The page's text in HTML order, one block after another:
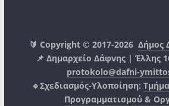
🔰 Copyright © 2017-2026Δήμος
📌 Δημαρχείο Δάφνης | Έλλης
protokolo@dafni-
🔹Σχεδιασμός-Υλοποίηση:
Προγραμματισμού &